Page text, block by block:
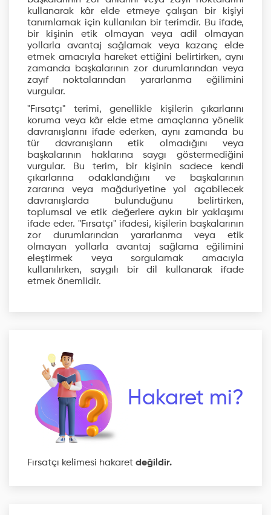
kullanarak kâr elde etmeye çalışan bir kişiyi
tanımlamak için kullanılan bir terimdir. Bu ifade,
bir kişinin etik olmayan veya adil olmayan
yollarla avantaj sağlamak veya kazanç elde
etmek amacıyla hareket ettiğini belirtirken, aynı
zamanda başkalarının zor durumlarından veya
zayıf noktalarından yararlanma eğilimini
vurgular.
"Fırsatçı" terimi, genellikle kişilerin çıkarlarını
koruma veya kâr elde etme amaçlarına yönelik
davranışlarını ifade ederken, aynı zamanda bu
tür davranışların etik olmadığını veya
başkalarının haklarına saygı göstermediğini
vurgular. Bu terim, bir kişinin sadece kendi
çıkarlarına odaklandığını ve başkalarının
zararına veya mağduriyetine yol açabilecek
davranışlarda bulunduğunu belirtirken,
toplumsal ve etik değerlere aykırı bir yaklaşımı
ifade eder. "Fırsatçı" ifadesi, kişilerin başkalarının
zor durumlarından yararlanma veya etik
olmayan yollarla avantaj sağlama eğilimini
eleştirmek veya sorgulamak amacıyla
kullanılırken, saygılı bir dil kullanarak ifade
etmek önemlidir.
Hakaret mi?
Fırsatçı kelimesi hakaret değildir.